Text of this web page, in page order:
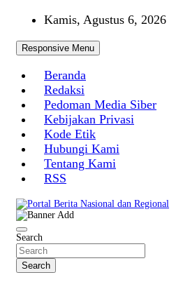
content
Kamis, Agustus 6, 2026
Responsive Menu
Beranda
Redaksi
Pedoman Media Siber
Kebijakan Privasi
Kode Etik
Hubungi Kami
Tentang Kami
RSS
Portal Berita Nasional
Search
Search